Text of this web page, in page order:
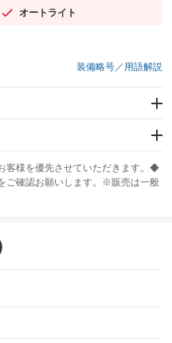
オートライト
：装備あり
装備略号／用語解説
ABS
客様を優先させていただきます。◆
ご確認お願いします。※販売は一般